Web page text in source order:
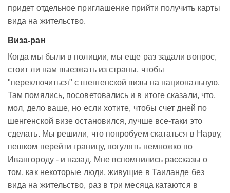
придет отдельное приглашение прийти получить карты
вида на жительство.
Виза-ран
Когда мы были в полиции, мы еще раз задали вопрос,
стоит ли нам выезжать из страны, чтобы
"переключиться" с шенгенской визы на национальную.
Там помялись, посоветовались и в итоге сказали, что,
мол, дело ваше, но если хотите, чтобы счет дней по
шенгенской визе остановился, лучше все-таки это
сделать. Мы решили, что попробуем скататься в Нарву,
пешком перейти границу, погулять немножко по
Ивангороду - и назад. Мне вспомнились рассказы о
том, как некоторые люди, живущие в Таиланде без
вида на жительство, раз в три месяца катаются в